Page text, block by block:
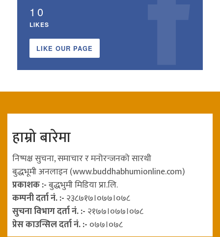
10
LIKES
LIKE OUR PAGE
हाम्रो बारेमा
निष्पक्ष सुचना, समाचार र मनोरन्जनको सारथी
बुद्धभूमी अनलाइन (www.buddhabhumionline.com)
प्रकाशक :-बुद्धभुमी मिडिया प्रा.लि.
कम्पनी दर्ता नं. :- २३८७१७।०७७।०७८
सुचना विभाग दर्ता नं. :- २१७७।०७७।०७८
प्रेस काउन्सिल दर्ता नं. :- ०७७।०७८